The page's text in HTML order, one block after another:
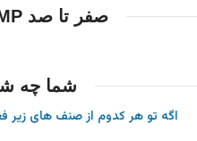
صفر تا صد IMP در سه دقیقه!
شما چه
اگه تو هر کدوم از صنف های زیر